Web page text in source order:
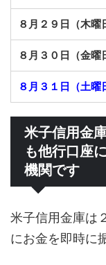
８月２９日（木曜
８月３０日（金曜
８月３１日（土曜
米子信用金
も他行口座
機関です
米子信用金庫は
にお金を即時に